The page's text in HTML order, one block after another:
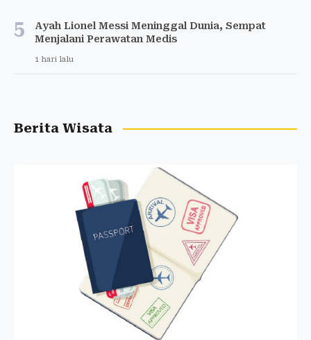
5
Ayah Lionel Messi Meninggal Dunia, Sempat
Menjalani Perawatan Medis
1 hari lalu
Berita Wisata